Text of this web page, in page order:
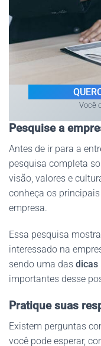
Você
Pesquise a
Antes de ir para a
pesquisa completa
visão, valores e
conheça os
empresa.
Essa pesquisa
interessado na
sendo uma das dicas
importantes desse
Pratique suas
Existem perguntas
você pode esperar,